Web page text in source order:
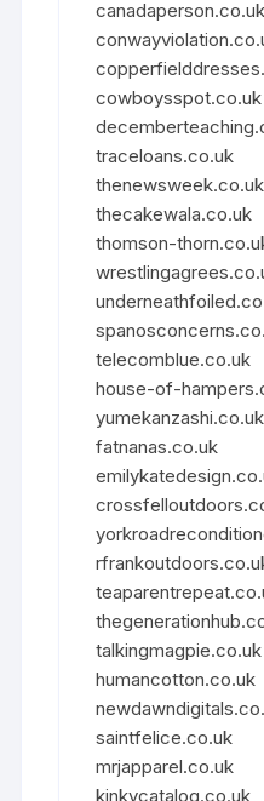
canadaperson.co.uk
cowboysspot.co.uk
traceloans.co.uk
thenewsweek.co.uk
thecakewala.co.uk
thomson-
telecomblue.co.uk
house-of-
yumekanzashi.co.uk
fatnanas.co.uk
talkingmagpie.co.uk
humancotton.co.uk
saintfelice.co.uk
mrjapparel.co.uk
kinkycatalog.co.uk